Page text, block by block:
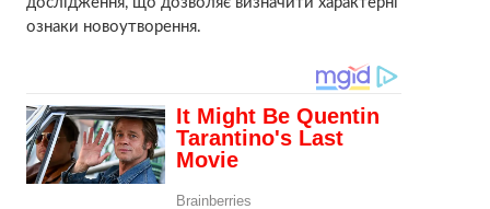
ознаки новоутворення.